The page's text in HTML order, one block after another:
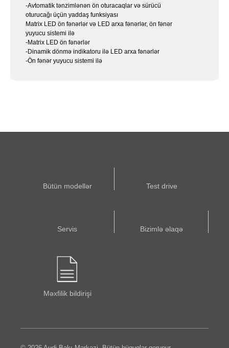
-Avtomatik tənzimlənən ön oturacaqlar və sürücü
oturucağı üçün yaddaş funksiyası
Matrix LED ön fənərlər və LED arxa fənərlər, ön fənər
yuyucu sistemi ilə
-Matrix LED ön fənərlər
-Dinamik dönmə indikatoru ilə LED arxa fənərlər
-Ön fənər yuyucu sistemi ilə
Bütün modellər Test drive
Servis Bizimlə əlaqə
Məxfilik bildirişi